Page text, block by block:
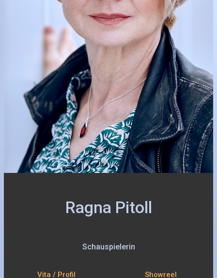
Ragna Pitoll
Schauspielerin
Vita / Profil Showreel